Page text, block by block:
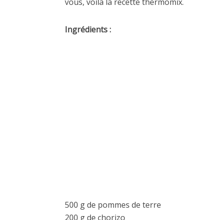
Ingrédients :
500 g de pommes de terre
200 g de chorizo